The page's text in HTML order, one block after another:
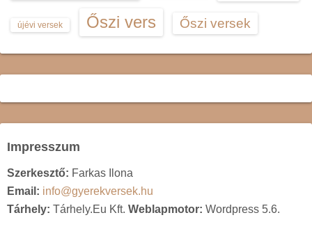
újévi versek Őszi vers Őszi versek
Impresszum
Szerkesztő: Farkas Ilona
Email: info@gyerekversek.hu
Tárhely: Tárhely.Eu Kft. Weblapmotor: Wordpress 5.6.